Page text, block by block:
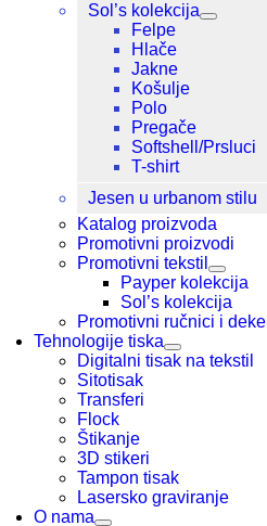
Sol’s kolekcija
Felpe
Hlače
Jakne
Košulje
Polo
Pregače
Softshell/Prsluci
T-shirt
Jesen u urbanom stilu
Katalog proizvoda
Promotivni proizvodi
Promotivni tekstil
Payper kolekcija
Sol’s kolekcija
Promotivni ručnici i deke
Tehnologije tiska
Digitalni tisak na tekstil
Sitotisak
Transferi
Flock
Štikanje
3D stikeri
Tampon tisak
Lasersko graviranje
O nama